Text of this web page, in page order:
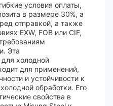
условия оплаты,
в размере 30%, а
отправкой, а также
EXW, FOB или CIF,
Эта
холодной
для применений,
и устойчивости к
обработки. Его
свойства в